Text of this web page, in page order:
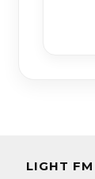
LIGHT FM